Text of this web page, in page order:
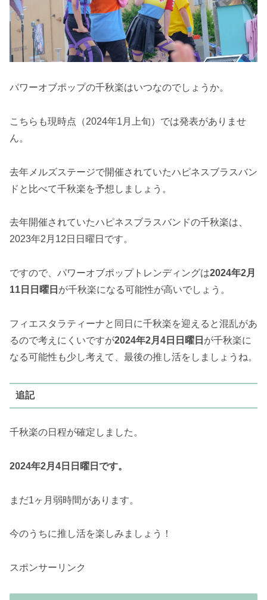
パワーオブポップの千秋楽はいつなのでしょうか。
こちらも現時点（2024年1月上旬）では発表がありませ
ん。
去年メルズステージで開催されていたハピネスブラスバン
ドと比べて千秋楽を予想しましょう。
去年開催されていたハピネスブラスバンドの千秋楽は、
2023年2月12日日曜日です。
ですので、パワーオブポップトレンディングは2024年2月
11日日曜日 が千秋楽になる可能性が高いでしょう。
フィエスタラティーナと同日に千秋楽を迎えると混乱があ
るので考えにくいですが2024年2月4日日曜日 が千秋楽に
なる可能性も少し考えて、最後の推し活をしましょうね。
追記
千秋楽の日程が確定しました。
2024年2月4日日曜日です。
まだ1ヶ月弱時間があります。
今のうちに推し活を楽しみましょう！
スポンサーリンク